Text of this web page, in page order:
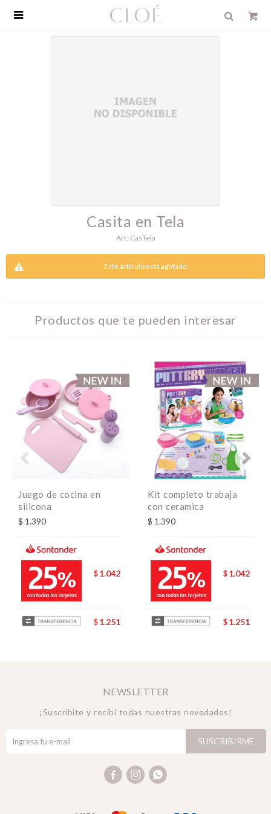

Casita en Tela
CasTela
Este artículo está agotado.
Productos que te pueden interesar
Juego de cocina en
silicona
$ 1.390
$ 1.042
$ 1.251
Kit completo trabaja
con ceramica
$ 1.390
$ 1.042
$ 1.251
NEWSLETTER
¡Suscribite y recibí todas nuestras novedades!
SUSCRIBIRME
  